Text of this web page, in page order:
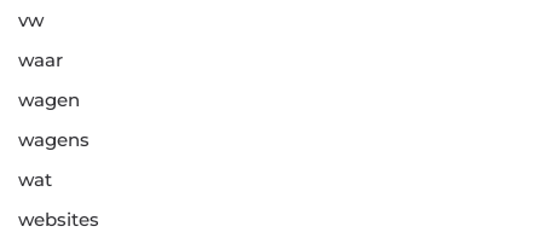
vw
waar
wagen
wagens
wat
websites